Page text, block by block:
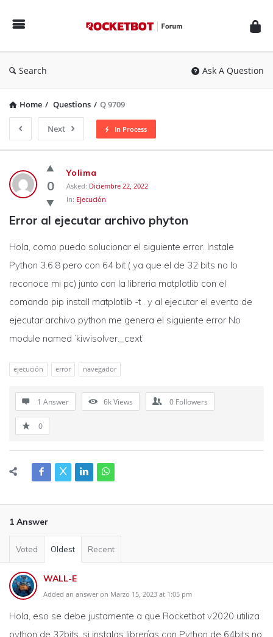
Forum
Search Ask A Question
Home / Questions / Q 9709
Next In Process
Rocketbot
Forum
Latest
Questions
0
Yolima
Asked: Diciembre 22, 2022
In: Ejecución
Error al ejecutar archivo phyton
Hola, como puedo solucionar el siguiente error. Instale
Python 3.6.8 pero con 64 bit ( ya que el de 32 bits no lo
reconoce mi pc) junto con la libreria matplotlib con el
comando pip install matplotlib -t . y al ejecutar el evento de
ejecutar archivo python me genera el siguiente error No
module named ‘kiwisolver._cext’
ejecución error navegador
1 Answer 6kViews 0 Followers
0
1 Answer
Voted Oldest Recent
WALL-E
Added an answer on Marzo 15, 2023 at 1:05 pm
Hola, eso se debe justamente a que Rocketbot v2020 utiliza
python de 32bits, si instalas librerías con Python de 64bits no